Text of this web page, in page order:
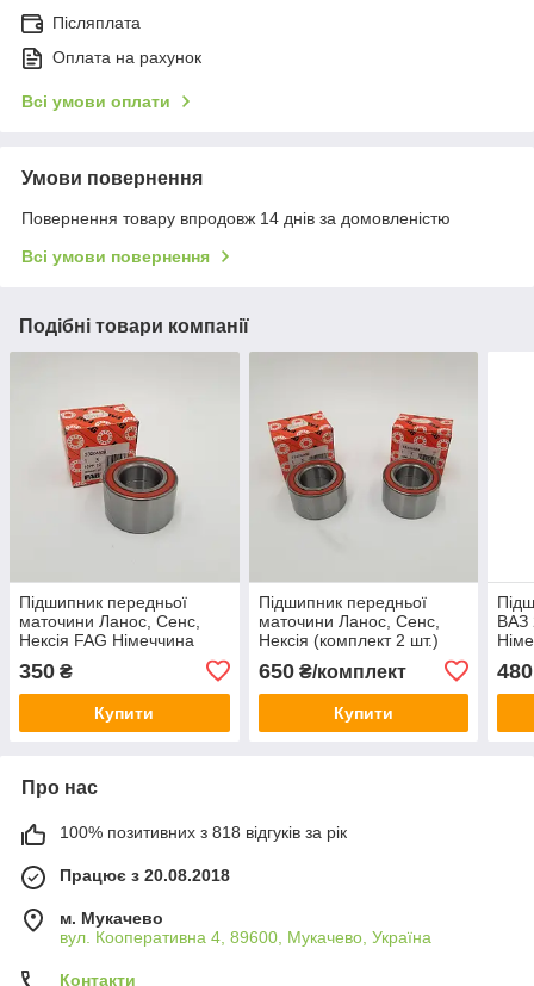
Післяплата
Оплата на рахунок
Всі умови оплати
Умови повернення
Повернення товару впродовж 14 днів за домовленістю
Всі умови повернення
Подібні товари компанії
Підшипник передньої
маточини Ланос, Сенс,
Нексія FAG Німеччина
350 ₴
Купити
Підшипник передньої
маточини Ланос, Сенс,
Нексія (комплект 2 шт.)
650₴/комплект
Купити
ВАЗ
480
Про нас
100% позитивних з 818 відгуків за рік
Працює з 20.08.2018
м. Мукачево
вул. Кооперативна 4, 89600, Мукачево, Україна
Контакти